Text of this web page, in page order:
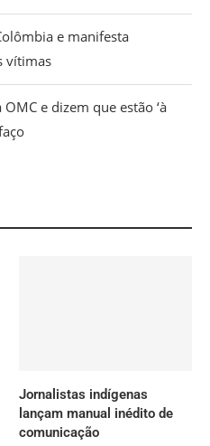
e manifesta
vítimas
e dizem que estão ‘à
Jornalistas indígenas
lançam manual inédito de
comunicação